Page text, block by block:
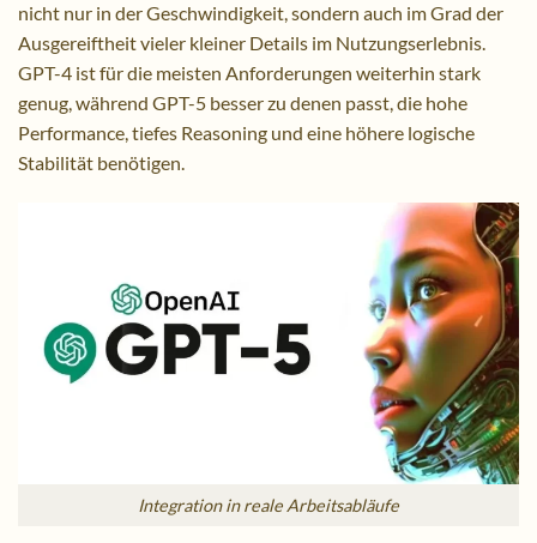
nicht nur in der Geschwindigkeit, sondern auch im Grad der
Ausgereiftheit vieler kleiner Details im Nutzungserlebnis.
GPT-4 ist für die meisten Anforderungen weiterhin stark
genug, während GPT-5 besser zu denen passt, die hohe
Performance, tiefes Reasoning und eine höhere logische
Stabilität benötigen.
Integration in reale Arbeitsabläufe